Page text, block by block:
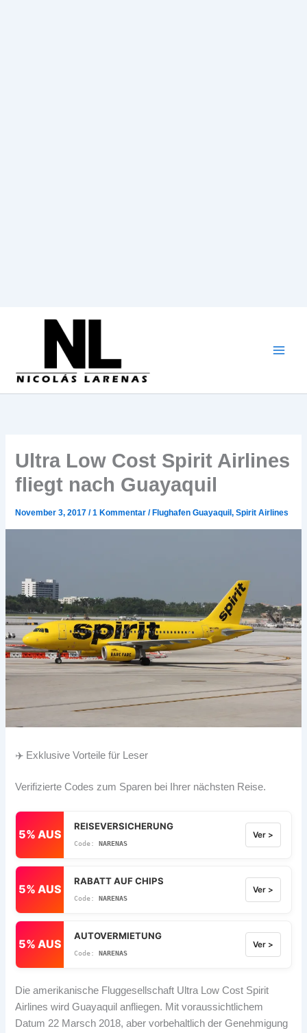
Ultra Low Cost Spirit Airlines
fliegt nach Guayaquil
November 3, 2017/1 Kommentar / Flughafen Guayaquil,Spirit Airlines
✈️ Exklusive Vorteile für Leser
Verifizierte Codes zum Sparen bei Ihrer nächsten Reise.
5% AUS
REISEVERSICHERUNG
NARENAS
Ver >
5% AUS
RABATT AUF CHIPS
NARENAS
Ver >
5% AUS
AUTOVERMIETUNG
NARENAS
Ver >
Die amerikanische Fluggesellschaft Ultra Low Cost Spirit
Airlines wird Guayaquil anfliegen. Mit voraussichtlichem
Datum 22 Marsch 2018, aber vorbehaltlich der Genehmigung